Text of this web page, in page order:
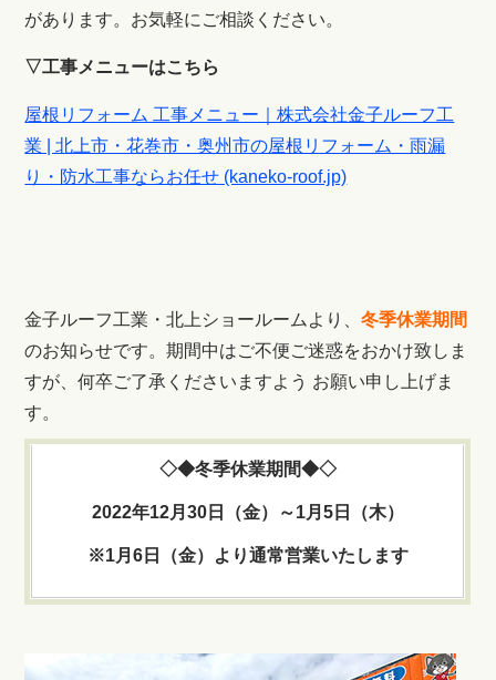
があります。お気軽にご相談ください。
▽工事メニューはこちら
屋根リフォーム 工事メニュー｜株式会社金子ルーフ工
業 | 北上市・花巻市・奥州市の屋根リフォーム・雨漏
り・防水工事ならお任せ (kaneko-roof.jp)
金子ルーフ工業・北上ショールームより、冬季休業期間
のお知らせです。期間中はご不便ご迷惑をおかけ致しま
すが、何卒ご了承くださいますよう お願い申し上げま
す。
◇◆冬季休業期間◆◇
2022年12月30日（金）～1月5日（木）
※1月6日（金）より通常営業いたします